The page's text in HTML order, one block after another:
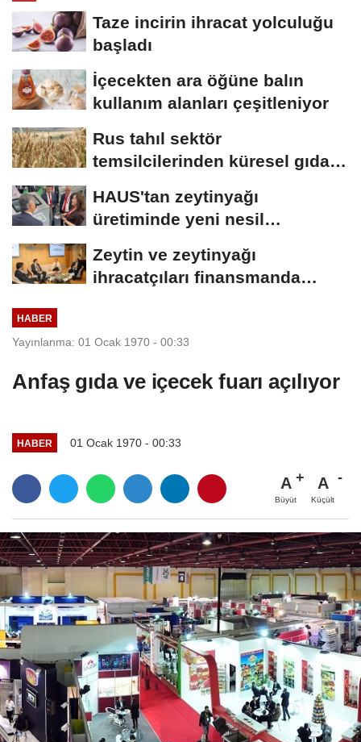
Taze incirin ihracat yolculuğu
başladı
İçecekten ara öğüne balın
kullanım alanları çeşitleniyor
Rus tahıl sektör
temsilcilerinden küresel gıda
HAUS'tan zeytinyağı
üretiminde yeni nesil
Zeytin ve zeytinyağı
ihracatçıları finansmanda
HABER
Yayınlanma: 01 Ocak 1970 - 00:33
Anfaş gıda ve içecek fuarı açılıyor
HABER 01 Ocak 1970 - 00:33
A
Büyüt
A
Küçült